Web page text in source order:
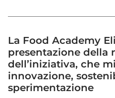
La Food Academy
presentazione della
dell’iniziativa, che
innovazione,
sperimentazione